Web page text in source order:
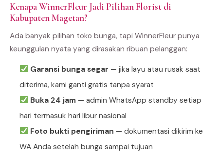
Kenapa WinnerFleur Jadi Pilihan Florist di
Kabupaten Magetan?
Ada banyak pilihan toko bunga, tapi WinnerFleur punya
keunggulan nyata yang dirasakan ribuan pelanggan:
Garansi bunga segar — jika layu atau rusak saat
diterima, kami ganti gratis tanpa syarat
Buka 24 jam— admin WhatsApp standby setiap
hari termasuk hari libur nasional
Foto bukti pengiriman — dokumentasi dikirim ke
WA Anda setelah bunga sampai tujuan